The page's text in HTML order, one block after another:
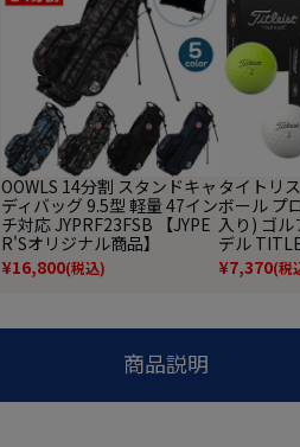
OOWLS 14分割 スタンドキャ
ディバッグ 9.5型 軽量 47イン
チ対応 JYPRF23FSB 【JYPE
R'Sオリジナル商品】
¥16,800(税込)
タイトリ
ボール プ
入り) ゴ
デル
¥7,370(税
商品説明